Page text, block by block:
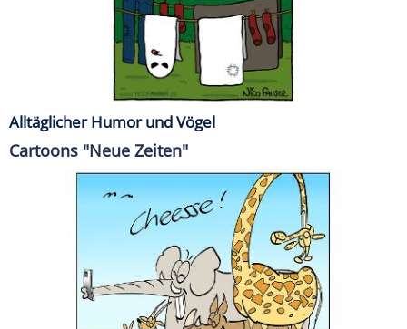
Alltäglicher Humor und Vögel
Cartoons "Neue Zeiten"